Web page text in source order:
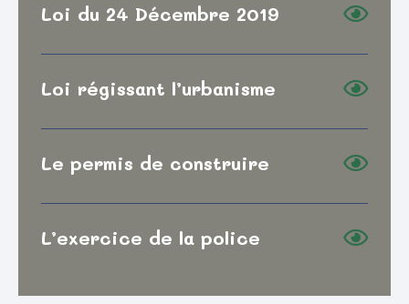
Loi du 24 Décembre 2019
Loi régissant l’urbanisme
Le permis de construire
L’exercice de la police